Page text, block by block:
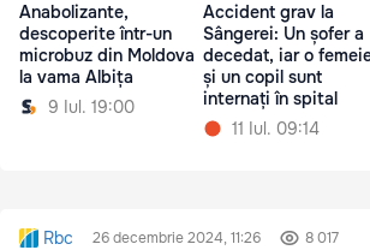
Anabolizante,
descoperite într-un
microbuz din Moldova
la vama Albița
9 Iul. 19:00
Accident grav la
Sângerei: Un șofer a
decedat, iar o
și un copil sunt
internați în spital
11 Iul. 09:14
Rbc 26 decembrie 2024, 11:26 8 017